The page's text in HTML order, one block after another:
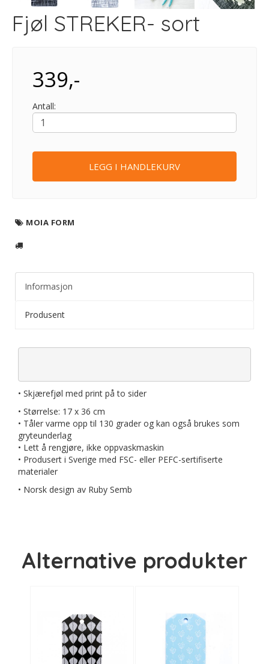
Fjøl STREKER- sort
339,-
Antall:
LEGG I HANDLEKURV
MOIA FORM
Informasjon
Produsent
• Skjærefjøl med print på to sider
• Størrelse: 17 x 36 cm
• Tåler varme opp til 130 grader og kan også brukes som
gryteunderlag
• Lett å rengjøre, ikke oppvaskmaskin
• Produsert i Sverige med FSC- eller PEFC-sertifiserte
materialer
• Norsk design av Ruby Semb
Alternative produkter